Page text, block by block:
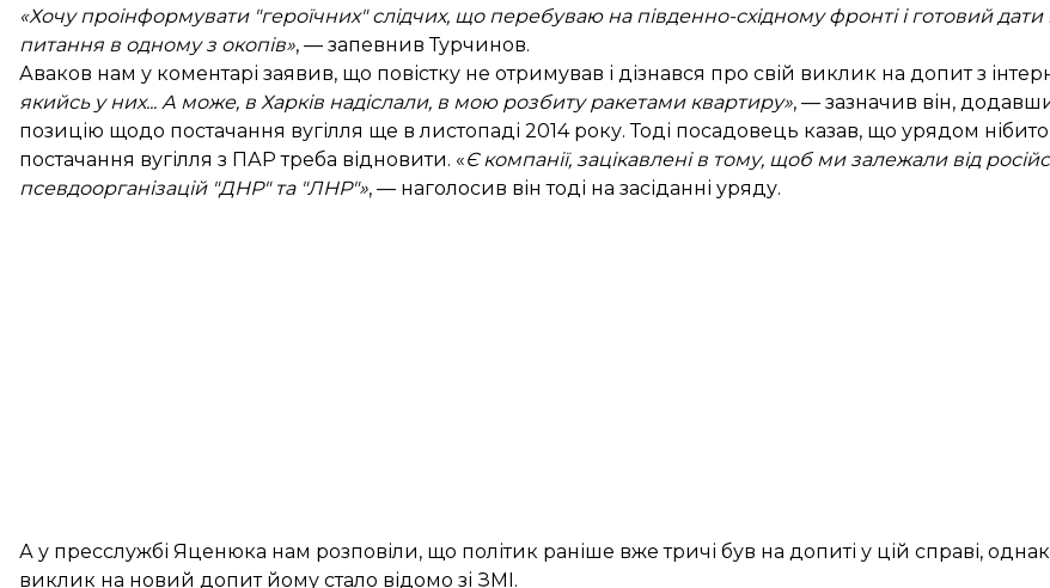
«Хочу проінформувати "героїчних" слідчих, що перебуваю на південно-східному фронті і готовий дати
питання в одному з окопів», — запевнив Турчинов.
Аваков нам у коментарі заявив, що повістку не отримував і дізнався про свій виклик на допит з
якийсь у них... А може, в Харків надіслали, в мою розбиту ракетами квартиру», — зазначив він,
позицію щодо постачання вугілля ще в листопаді 2014 року. Тоді посадовець казав, що урядом
постачання вугілля з ПАР треба відновити. «Є компанії, зацікавлені в тому, щоб ми залежали від
псевдоорганізацій "ДНР" та "ЛНР"», — наголосив він тоді на засіданні уряду.
А у пресслужбі Яценюка нам розповіли, що політик раніше вже тричі був на допиті у цій справі,
виклик на новий допит йому стало відомо зі ЗМІ.